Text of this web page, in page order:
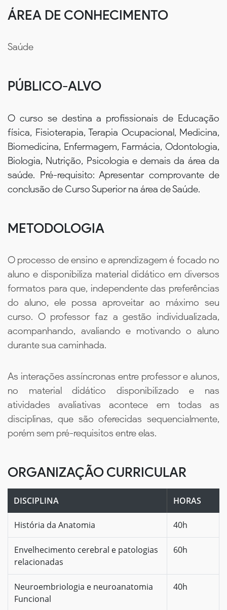
ÁREA DE CONHECIMENTO
Saúde
PÚBLICO-ALVO
O curso se destina a profissionais de Educação
física, Fisioterapia, Terapia Ocupacional, Medicina,
Biomedicina, Enfermagem, Farmácia, Odontologia,
Biologia, Nutrição, Psicologia e demais da área da
saúde. Pré-requisito: Apresentar comprovante de
conclusão de Curso Superior na área de Saúde.
METODOLOGIA
O processo de ensino e aprendizagem é focado no
aluno e disponibiliza material didático em diversos
formatos para que, independente das preferências
do aluno, ele possa aproveitar ao máximo seu
curso. O professor faz a gestão individualizada,
acompanhando, avaliando e motivando o aluno
durante sua caminhada.
As interações assíncronas entre professor e alunos,
no material didático disponibilizado e nas
atividades avaliativas acontece em todas as
disciplinas, que são oferecidas sequencialmente,
porém sem pré-requisitos entre elas.
ORGANIZAÇÃO CURRICULAR
DISCIPLINA HORAS
História da Anatomia 40h
Envelhecimento cerebral e patologias
relacionadas
60h
Neuroembriologia e neuroanatomia
Funcional
40h